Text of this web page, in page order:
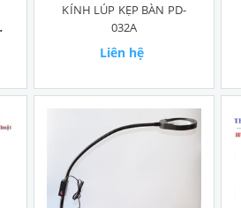
KÍNH LÚP KẸP BÀN PD-
032A
Liên hệ